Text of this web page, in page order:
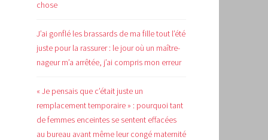
chose
J’ai gonflé les brassards de ma fille tout l’été
juste pour la rassurer : le jour où un maître-
nageur m’a arrêtée, j’ai compris mon erreur
« Je pensais que c’était juste un
remplacement temporaire » : pourquoi tant
de femmes enceintes se sentent effacées
au bureau avant même leur congé maternité